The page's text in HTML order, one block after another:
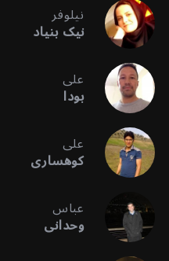
نیلوفر
نیک بنیاد
علی
بودا
علی
کوهساری
عباس
وحدانی